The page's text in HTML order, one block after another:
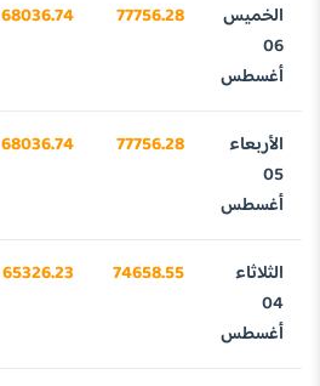
الخميس
06
أغسطس
77756.28
68036.74
الأربعاء
05
أغسطس
77756.28
68036.74
الثلاثاء
04
أغسطس
74658.55
65326.23